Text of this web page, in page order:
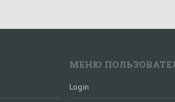
МЕНЮ
Login